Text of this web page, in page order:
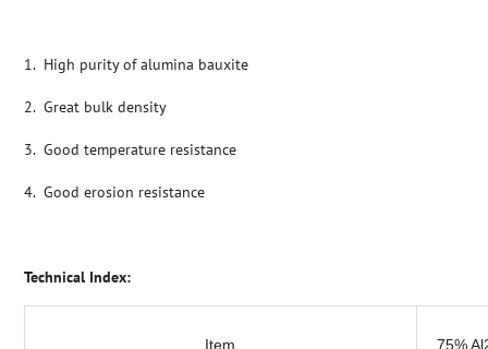
1. High purity of alumina bauxite
2. Great bulk density
3. Good temperature resistance
4. Good erosion resistance
Technical Index:
Item
75%